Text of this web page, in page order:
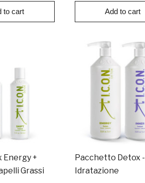
to cart Add to cart
Energy +
Grassi
Pacchetto Detox -
Idratazione